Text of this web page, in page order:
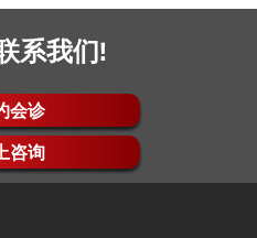
病的家族病史。
皮肤上的斑块变色或
皮肤出现红肿或白
。
痒皮疹，通常是过
系我们!
会诊
咨询